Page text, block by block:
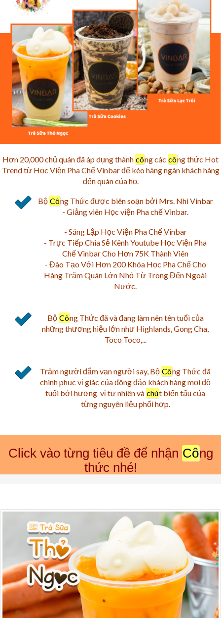
Hơn 20,000 chủ quán đã áp dụng thành công các công thức Hot
Trend từ Học Viện Pha Chế Vinbar để kéo hàng ngàn khách hàng
đến quán của họ.
Bộ Công Thức được biên soạn bởi Mrs. Nhi Vinbar
- Giảng viên Học viện Pha chế Vinbar.
- Sáng Lập Học Viện Pha Chế Vinbar
- Trực Tiếp Chia Sẻ Kênh Youtube Học Viện Pha
Chế Vinbar Cho Hơn 75K Thành Viên
- Đào Tạo Với Hơn 200 Khóa Học Pha Chế Cho
Hàng Trăm Quán Lớn Nhỏ Từ Trong Đến Ngoài
Nước.
Bộ Công Thức đã và đang làm nên tên tuổi của
những thương hiệu lớn như Highlands, Gong Cha,
Toco Toco,...
Trăm người đắm vạn người say, Bộ Công Thức đã
chinh phục vị giác của đông đảo khách hàng mọi độ
tuổi bởi hương vị tự nhiên và chút biến tấu của
từng nguyên liệu phối hợp.
Click vào từng tiêu đề để nhận Công
thức nhé!